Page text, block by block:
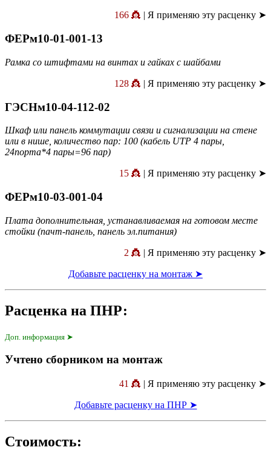
166 👸 | Я применяю эту расценку ➤
ФЕРм10-01-001-13
Рамка со штифтами на винтах и гайках с шайбами
128 👸 | Я применяю эту расценку ➤
ГЭСНм10-04-112-02
Шкаф или панель коммутации связи и сигнализации на стене
или в нише, количество пар: 100 (кабель UTP 4 пары,
24порта*4 пары=96 пар)
15 👸 | Я применяю эту расценку ➤
ФЕРм10-03-001-04
Плата дополнительная, устанавливаемая на готовом месте
стойки (пачт-панель, панель эл.питания)
2 👸 | Я применяю эту расценку ➤
Добавьте расценку на монтаж ➤
Расценка на ПНР:
Доп. информация ➤
Учтено сборником на монтаж
41 👸 | Я применяю эту расценку ➤
Добавьте расценку на ПНР ➤
Стоимость: